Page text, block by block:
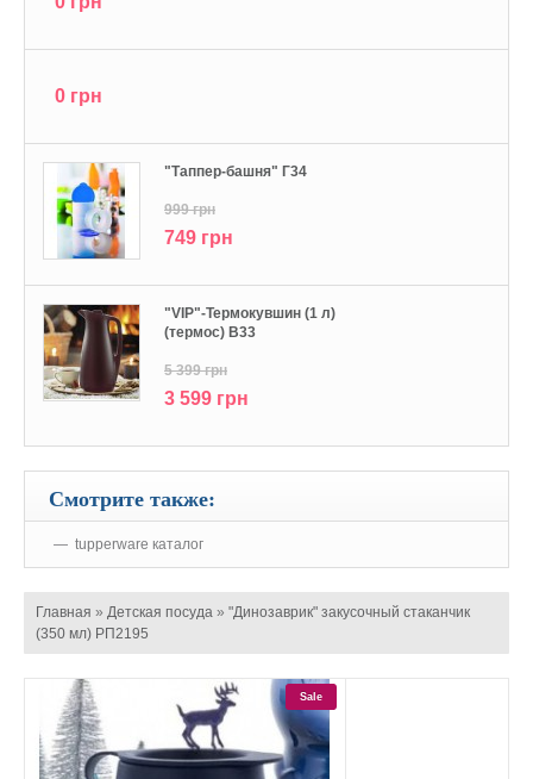
0 грн
"Tаппер-башня" Г34
999 грн
749 грн
"VIP"-Термокувшин (1 л)
(термос) В33
5 399 грн
3 599 грн
Смотрите также:
tupperware каталог
Главная » Детская посуда » "Динозаврик" закусочный стаканчик
(350 мл) РП2195
Sale